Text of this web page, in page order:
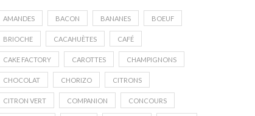
AMANDES BACON BANANES BOEUF
BRIOCHE CACAHUÈTES CAFÉ
CAKE FACTORY CAROTTES CHAMPIGNONS
CHOCOLAT CHORIZO CITRONS
CITRON VERT COMPANION CONCOURS